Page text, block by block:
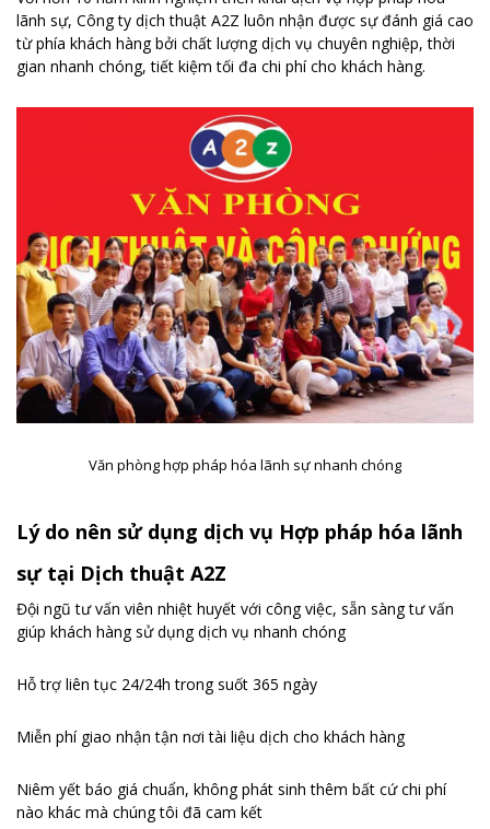
lãnh sự, Công ty dịch thuật A2Z luôn nhận được sự đánh giá cao
từ phía khách hàng bởi chất lượng dịch vụ chuyên nghiệp, thời
gian nhanh chóng, tiết kiệm tối đa chi phí cho khách hàng.
Văn phòng hợp pháp hóa lãnh sự nhanh chóng
Lý do nên sử dụng dịch vụ Hợp pháp hóa lãnh
sự tại Dịch thuật A2Z
Đội ngũ tư vấn viên nhiệt huyết với công việc, sẵn sàng tư vấn
giúp khách hàng sử dụng dịch vụ nhanh chóng
Hỗ trợ liên tục 24/24h trong suốt 365 ngày
Miễn phí giao nhận tận nơi tài liệu dịch cho khách hàng
Niêm yết báo giá chuẩn, không phát sinh thêm bất cứ chi phí
nào khác mà chúng tôi đã cam kết